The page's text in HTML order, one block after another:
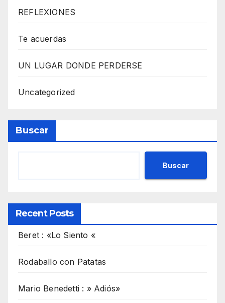
REFLEXIONES
Te acuerdas
UN LUGAR DONDE PERDERSE
Uncategorized
Buscar
Buscar
Recent Posts
Beret : «Lo Siento «
Rodaballo con Patatas
Mario Benedetti : » Adiós»